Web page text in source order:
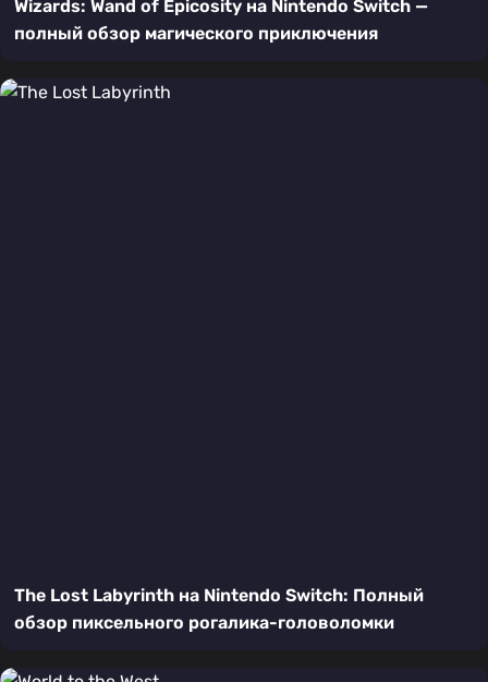
Wizards: Wand of Epicosity на Nintendo Switch —
полный обзор магического приключения
The Lost Labyrinth на Nintendo Switch: Полный
обзор пиксельного рогалика-головоломки